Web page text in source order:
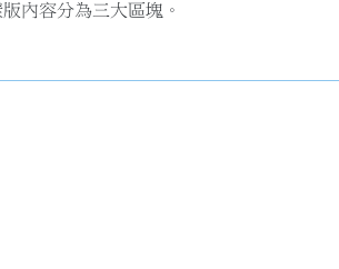
內容分為三大區塊。